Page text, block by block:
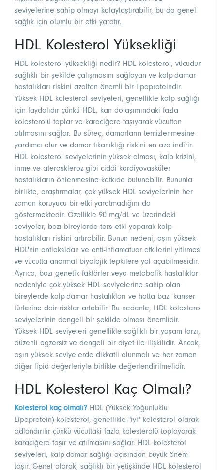
seviyelerine sahip olmayı kolaylaştırabilir, bu da genel
sağlık için olumlu bir etki yaratır.
HDL Kolesterol Yüksekliği
HDL kolesterol yüksekliği nedir? HDL kolesterol, vücudun
sağlıklı bir şekilde çalışmasını sağlayan ve kalp-damar
hastalıkları riskini azaltan önemli bir lipoproteindir.
Yüksek HDL kolesterol seviyeleri, genellikle kalp sağlığı
için faydalıdır çünkü HDL, kan dolaşımındaki fazla
kolesterolü toplar ve karaciğere taşıyarak vücuttan
atılmasını sağlar. Bu süreç, damarların temizlenmesine
yardımcı olur ve damar tıkanıklığı riskini en aza indirir.
HDL kolesterol seviyelerinin yüksek olması, kalp krizini,
inme ve ateroskleroz gibi ciddi kardiyovasküler
hastalıkların önlenmesine katkıda bulunabilir. Bununla
birlikte, araştırmalar, çok yüksek HDL seviyelerinin her
zaman koruyucu bir etki yaratmadığını da
göstermektedir. Özellikle 90 mg/dL ve üzerindeki
seviyeler, bazı bireylerde ters etki yaparak kalp
hastalıkları riskini artırabilir. Bunun nedeni, aşırı yüksek
HDL'nin antioksidan ve anti-inflamatuar etkilerini yitirmesi
ve vücutta anormal biyolojik tepkilere yol açabilmesidir.
Ayrıca, bazı genetik faktörler veya metabolik hastalıklar
nedeniyle çok yüksek HDL seviyelerine sahip olan
bireylerde kalp-damar hastalıkları ve hatta bazı kanser
türlerine dair riskler artabilir. Bu nedenle, HDL kolesterol
seviyelerinin dengeli bir şekilde olması önemlidir.
Yüksek HDL seviyeleri genellikle sağlıklı bir yaşam tarzı,
düzenli egzersiz ve dengeli bir diyet ile ilişkilidir. Ancak,
aşırı yüksek seviyelerde dikkatli olunmalı ve her zaman
diğer lipid değerleriyle birlikte değerlendirilmelidir.
HDL Kolesterol Kaç Olmalı?
Kolesterol kaç olmalı? HDL (Yüksek Yoğunluklu
Lipoprotein) kolesterol, genellikle "iyi" kolesterol olarak
adlandırılır çünkü vücuttaki fazla kolesterolü toplayarak
karaciğere taşır ve atılmasını sağlar. HDL kolesterol
seviyeleri, kalp-damar sağlığı açısından büyük önem
taşır. Genel olarak, sağlıklı bir yetişkinde HDL kolesterol